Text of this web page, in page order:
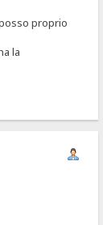
proprio
la